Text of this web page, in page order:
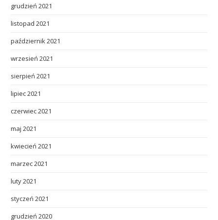
grudzień 2021
listopad 2021
październik 2021
wrzesień 2021
sierpień 2021
lipiec 2021
czerwiec 2021
maj 2021
kwiecień 2021
marzec 2021
luty 2021
styczeń 2021
grudzień 2020